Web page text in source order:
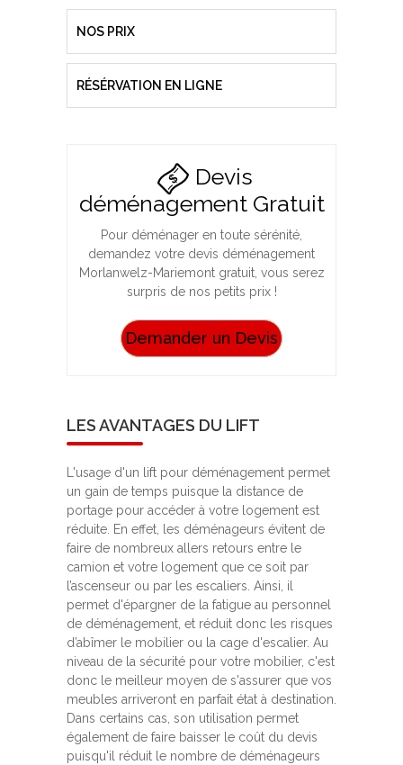
NOS PRIX
RÉSÉRVATION EN LIGNE
Devis
déménagement Gratuit
Pour déménager en toute sérénité,
demandez votre devis déménagement
Morlanwelz-Mariemont gratuit, vous serez
surpris de nos petits prix !
Demander un Devis
LES AVANTAGES DU LIFT
L'usage d'un lift pour déménagement permet
un gain de temps puisque la distance de
portage pour accéder à votre logement est
réduite. En effet, les déménageurs évitent de
faire de nombreux allers retours entre le
camion et votre logement que ce soit par
l’ascenseur ou par les escaliers. Ainsi, il
permet d'épargner de la fatigue au personnel
de déménagement, et réduit donc les risques
d’abîmer le mobilier ou la cage d'escalier. Au
niveau de la sécurité pour votre mobilier, c'est
donc le meilleur moyen de s'assurer que vos
meubles arriveront en parfait état à destination.
Dans certains cas, son utilisation permet
également de faire baisser le coût du devis
puisqu'il réduit le nombre de déménageurs